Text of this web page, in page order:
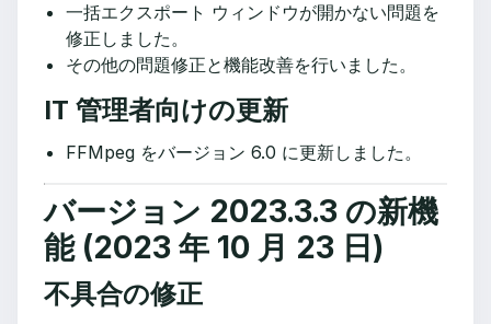
一括エクスポート ウィンドウが開かない問題を
修正しました。
その他の問題修正と機能改善を行いました。
IT 管理者向けの更新
FFMpeg をバージョン 6.0 に更新しました。
バージョン 2023.3.3 の新機
能 (2023 年 10 月 23 日)
不具合の修正